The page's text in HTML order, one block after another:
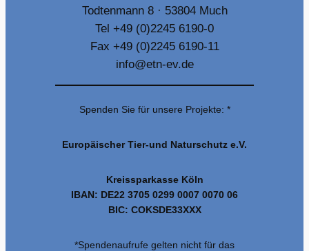
Todtenmann 8 · 53804 Much
Tel +49 (0)2245 6190-0
Fax +49 (0)2245 6190-11
info@etn-ev.de
Spenden Sie für unsere Projekte: *
Europäischer Tier-und Naturschutz e.V.
Kreissparkasse Köln
IBAN: DE22 3705 0299 0007 0070 06
BIC: COKSDE33XXX
*Spendenaufrufe gelten nicht für das